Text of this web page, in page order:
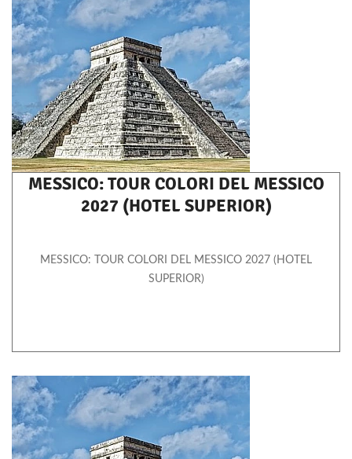
MESSICO: TOUR COLORI DEL MESSICO
2027 (HOTEL SUPERIOR)
MESSICO: TOUR COLORI DEL MESSICO 2027 (HOTEL
SUPERIOR)